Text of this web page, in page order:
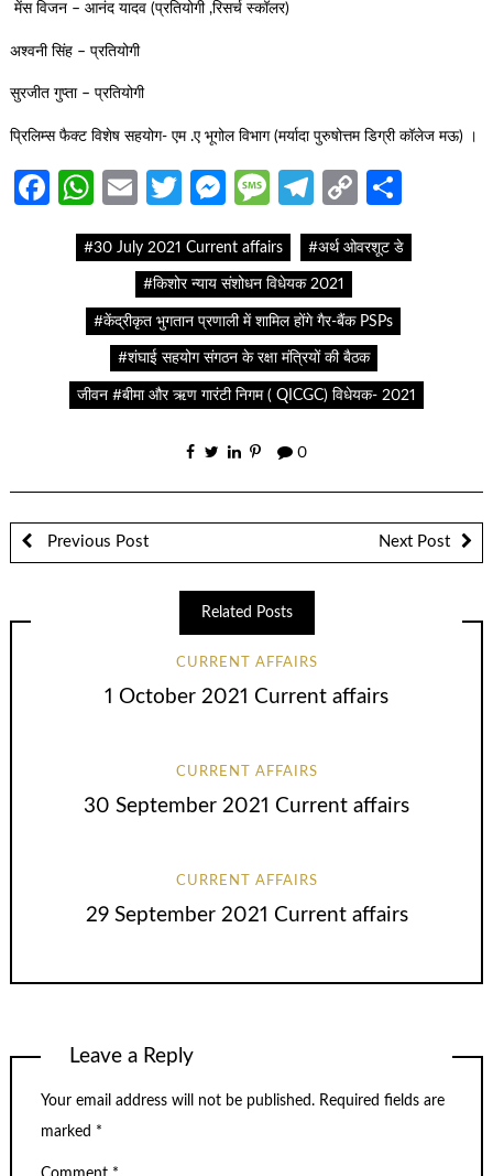
मेंस विजन – आनंद यादव (प्रतियोगी ,रिसर्च स्कॉलर)
अश्वनी सिंह – प्रतियोगी
सुरजीत गुप्ता – प्रतियोगी
प्रिलिम्स फैक्ट विशेष सहयोग- एम .ए भूगोल विभाग (मर्यादा पुरुषोत्तम डिग्री कॉलेज मऊ) ।
Facebook
WhatsApp
EmailTwitter
Messenger
Message
Telegram
Copy
#30 July 2021 Current affairs #अर्थ ओवरशूट डे
#किशोर न्याय संशोधन विधेयक 2021
#केंद्रीकृत भुगतान प्रणाली में शामिल होंगे गैर-बैंक PSPs
#शंघाई सहयोग संगठन के रक्षा मंत्रियों की बैठक
जीवन #बीमा और ऋण गारंटी निगम ( QICGC) विधेयक- 2021
0
Previous Post Next Post
Related Posts
CURRENT AFFAIRS
1 October 2021 Current affairs
CURRENT AFFAIRS
30 September 2021 Current affairs
CURRENT AFFAIRS
29 September 2021 Current affairs
Leave a Reply
Your email address will not be published. Required fields are
marked *